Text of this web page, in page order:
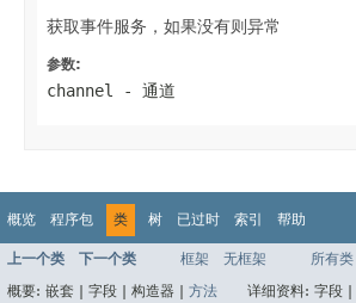
获取事件服务，如果没有则异常
参数:
channel - 通道
概览 程序包 类 树 已过时 索引 帮助
上一个类 下一个类 框架 无框架
所有类
概要: 嵌套 | 字段 | 构造器 | 方法 详细资料: 字段 |